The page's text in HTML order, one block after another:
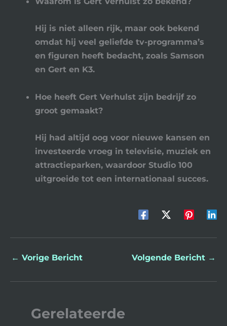
Hij is niet alleen rijk, maar ook bekend
omdat hij veel geliefde tv-programma’s
en figuren heeft bedacht, zoals Samson
en Gert en K3.
Hoe heeft Gert Verhulst zijn bedrijf zo
groot gemaakt?
Hij had altijd oog voor nieuwe kansen en
investeerde vroeg in televisie, muziek en
attractieparken, waardoorStudio 100
uitgroeide tot een internationaal succes.
← Vorige Bericht Volgende Bericht →
Gerelateerde